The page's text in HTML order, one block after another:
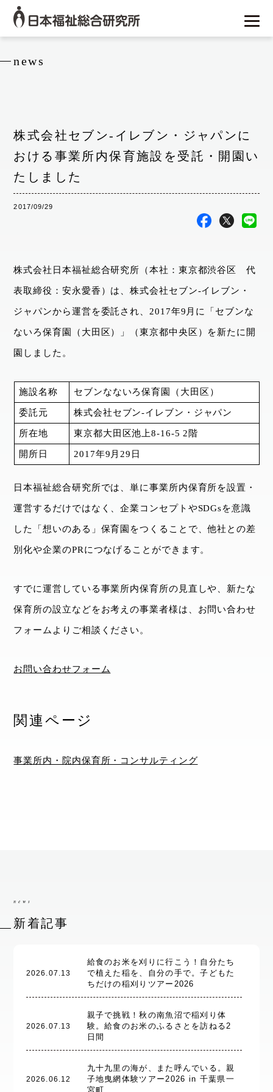
news
株式会社セブン‐イレブン・ジャパンに
おける事業所内保育施設を受託・開園い
たしました
2017/09/29
株式会社日本福祉総合研究所（本社：東京都渋谷区 代
表取締役：安永愛香）は、株式会社セブン‐イレブン・
ジャパンから運営を委託され、2017年9月に「セブンな
ないろ保育園（大田区）」（東京都中央区）を新たに開
園しました。
施設名称 セブンなないろ保育園（大田区）
委託元 株式会社セブン‐イレブン・ジャパン
所在地 東京都大田区池上8-16-5 2階
開所日 2017年9月29日
日本福祉総合研究所では、単に事業所内保育所を設置・
運営するだけではなく、企業コンセプトやSDGsを意識
した「想いのある」保育園をつくることで、他社との差
別化や企業のPRにつなげることができます。
すでに運営している事業所内保育所の見直しや、新たな
保育所の設立などをお考えの事業者様は、お問い合わせ
フォームよりご相談ください。
お問い合わせフォーム
関連ページ
事業所内・院内保育所・コンサルティング
news
新着記事
2026.07.13
給食のお米を刈りに行こう！自分たち
で植えた稲を、自分の手で。子どもた
ちだけの稲刈りツアー2026
2026.07.13
親子で挑戦！秋の南魚沼で稲刈り体
験。給食のお米のふるさとを訪ねる2
日間
2026.06.12
九十九里の海が、また呼んでいる。親
子地曳網体験ツアー2026 in 千葉県一
宮町